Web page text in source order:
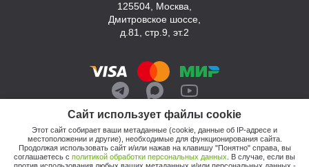
Сайт использует файлы cookie
Этот сайт собирает ваши метаданные (cookie, данные об IP-адресе и
местоположении и другие), необходимые для функционирования сайта.
Продолжая использовать сайт и/или нажав на клавишу "Понятно" справа, вы
соглашаетесь с политикой обработки персональных данных . В случае, если вы
125504, Москва,
Дмитровское шоссе,
д.81, стр.9, эт.2